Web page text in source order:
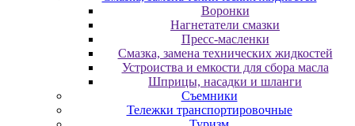
Воронки
Нагнетатели смазки
Пресс-масленки
Смазка, замена технических жидкостей
Устроиства и емкости для сбора масла
Шприцы, насадки и шланги
Съемники
Тележки транспортировочные